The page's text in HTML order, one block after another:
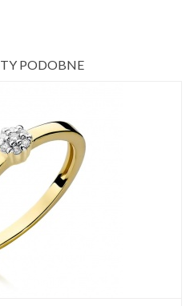
PODOBNE